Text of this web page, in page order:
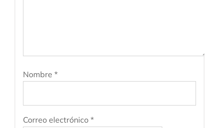
Nombre *
Correo electrónico *